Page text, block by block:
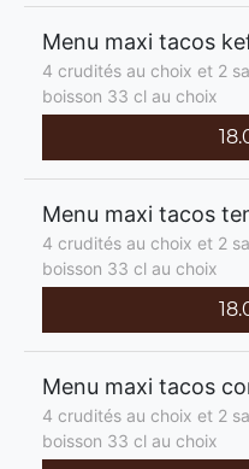
Menu maxi tacos
4 crudités au choix et 2
boisson 33 cl au choix
Menu maxi tacos
4 crudités au choix et 2
boisson 33 cl au choix
Menu maxi tacos
4 crudités au choix et 2
boisson 33 cl au choix